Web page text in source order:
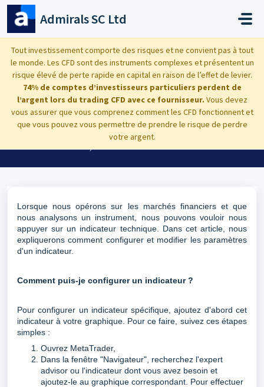
Passer au contenu principal
Admirals SC Ltd
Tout investissement comporte des risques et ne convient pas à tout
le monde. Les CFD sont des instruments complexes et présentent un
risque élevé de perte rapide en capital en raison de l’effet de levier.
74% de comptes d’investisseurs particuliers perdent de
l’argent lors du trading CFD avec ce fournisseur. Vous devez
vous assurer que vous comprenez comment les CFD fonctionnent et
que vous pouvez vous permettre de prendre le risque de perdre
votre argent.
Accueil ... Comment modifier les paramètres d'un indicateur dans ...
Comment modifier les paramètres
d'un indicateur dans MetaTrader
Modifié le Mar, 14 Avr. à 1:11 H
Lorsque nous opérons sur les marchés financiers et que
nous analysons un instrument, nous pouvons vouloir nous
appuyer sur un indicateur technique. Dans cet article, nous
expliquerons comment configurer et modifier les paramètres
d'un indicateur.
Comment puis-je configurer un indicateur ?
Pour configurer un indicateur spécifique, ajoutez d'abord cet
indicateur à votre graphique. Pour ce faire, suivez ces étapes
simples :
Ouvrez MetaTrader,
Dans la fenêtre "Navigateur", recherchez l'expert
advisor ou l'indicateur dont vous avez besoin et
ajoutez-le au graphique correspondant. Pour effectuer